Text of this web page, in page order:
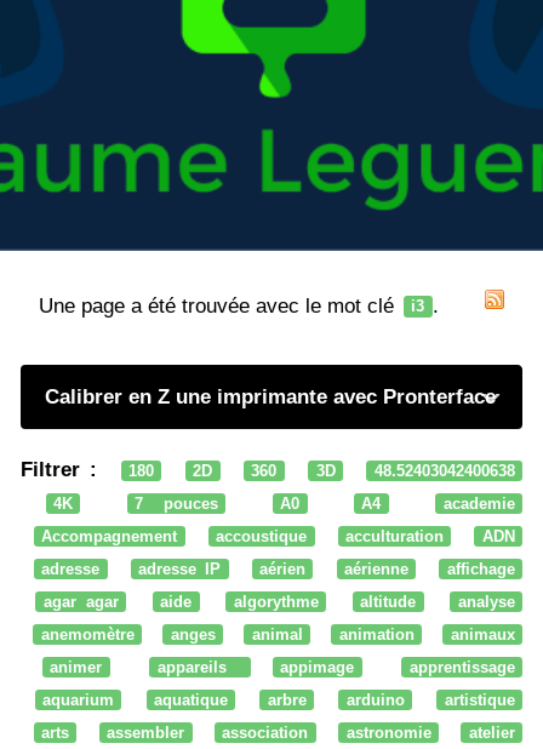
Une page a été trouvée avec le mot clé i3 .
Calibrer en Z une imprimante avec Pronterface
Filtrer : 180 2D 360 3D
48.52403042400638
4K
7 pouces A0 A4
academie
Accompagnement
accoustique acculturation
ADN
adresse
adresse IP aérien aérienne
affichage
agar agar
aide algorythme altitude
analyse
anemomètre
anges animal animation
animaux
animer
appareils appimage
apprentissage
aquarium
aquatique arbre arduino
artistique
arts
assembler association astronomie
atelier